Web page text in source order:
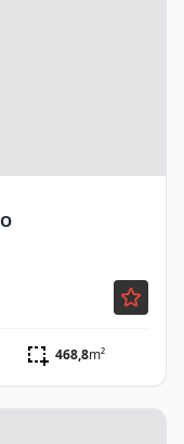
468,8m²